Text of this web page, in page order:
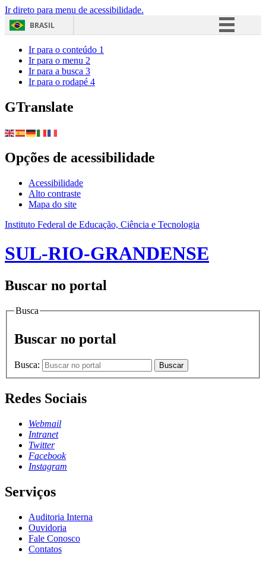
Ir direto para menu de acessibilidade.
BRASIL
Ir para o conteúdo 1
Ir para o menu 2
Ir para a busca 3
Ir para o rodapé 4
GTranslate
Opções de acessibilidade
Acessibilidade
Alto contraste
Mapa do site
Instituto Federal de Educação, Ciência e Tecnologia
SUL-RIO-GRANDENSE
Buscar no portal
Busca
Buscar no portal
Busca: Buscar
Redes Sociais
Webmail
Intranet
Twitter
Facebook
Instagram
Serviços
Auditoria Interna
Ouvidoria
Fale Conosco
Contatos